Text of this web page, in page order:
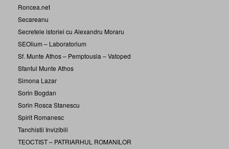
Roncea.net
Secareanu
Secretele istoriei cu Alexandru Moraru
SEOlium – Laboratorium
Sf. Munte Athos – Pemptousia – Vatoped
Sfantul Munte Athos
Simona Lazar
Sorin Bogdan
Sorin Rosca Stanescu
Spirit Romanesc
Tanchistii Invizibili
TEOCTIST – PATRIARHUL ROMANILOR